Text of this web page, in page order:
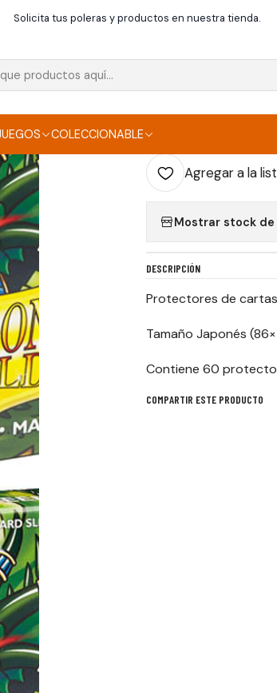
COLECCIONABLE
Solicita tus poleras y productos en nuestra tienda.
cartas Accesorios cartas Dragon Shield Apple
DRAGON
Cantidad
Agregar a la
Mostrar stock
DESCRIPCIÓN
Protectores de
Tamaño Japonés
Contiene 60
COMPARTIR ESTE PRODUCTO